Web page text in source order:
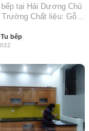
tại Hải Dương Chủ
Chất liệu: Gỗ
bếp